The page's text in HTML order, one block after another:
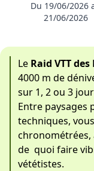
Du 19/06/2026
21/06/2026
Le Raid VTT
4000 m de
sur 1, 2 ou 3
Entre paysages
techniques,
chronométrées,
de quoi faire
vététistes.